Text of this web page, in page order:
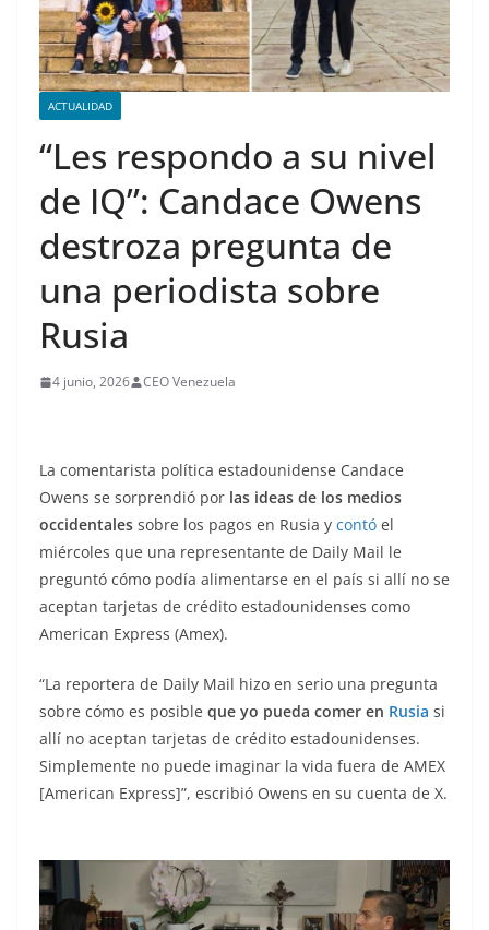
ACTUALIDAD
“Les respondo a su nivel
de IQ”: Candace Owens
destroza pregunta de
una periodista sobre
Rusia
4 junio, 2026 CEO Venezuela
La comentarista política estadounidense Candace
Owens se sorprendió por las ideas de los medios
occidentales sobre los pagos en Rusia y contó el
miércoles que una representante de Daily Mail le
preguntó cómo podía alimentarse en el país si allí no se
aceptan tarjetas de crédito estadounidenses como
American Express (Amex).
“La reportera de Daily Mail hizo en serio una pregunta
sobre cómo es posible que yo pueda comer en Rusia si
allí no aceptan tarjetas de crédito estadounidenses.
Simplemente no puede imaginar la vida fuera de AMEX
[American Express]”, escribió Owens en su cuenta de X.